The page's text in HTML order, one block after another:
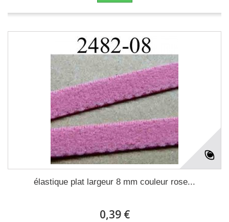
élastique plat largeur 8 mm couleur rose...
0,39 €